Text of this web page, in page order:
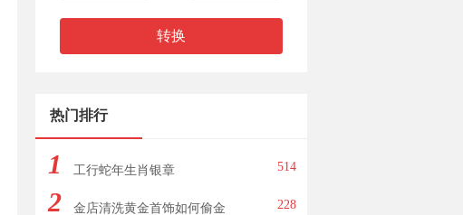
转换
热门排行
1 工行蛇年生肖银章 514
2 金店清洗黄金首饰如何偷金 228